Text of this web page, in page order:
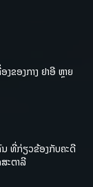
ຂອງກາງ ຢາອີ ຫຼາຍ
ທີ່ກ່ຽວຂ້ອງກັບຄະດີ
ະຕາລີ